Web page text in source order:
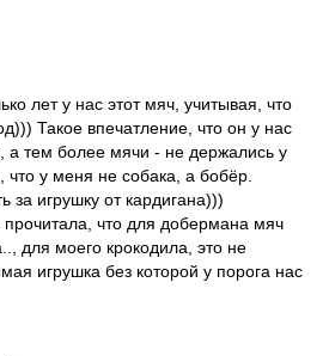
лет у нас этот мяч, учитывая, что
Такое впечатление, что он у нас
а тем более мячи - не держались у
что у меня не собака, а бобёр.
за игрушку от кардигана)))
что для добермана мяч
для моего крокодила, это не
игрушка без которой у порога нас